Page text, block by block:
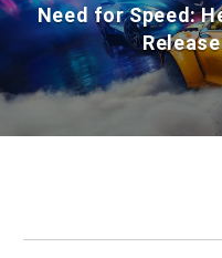
Need for Speed: